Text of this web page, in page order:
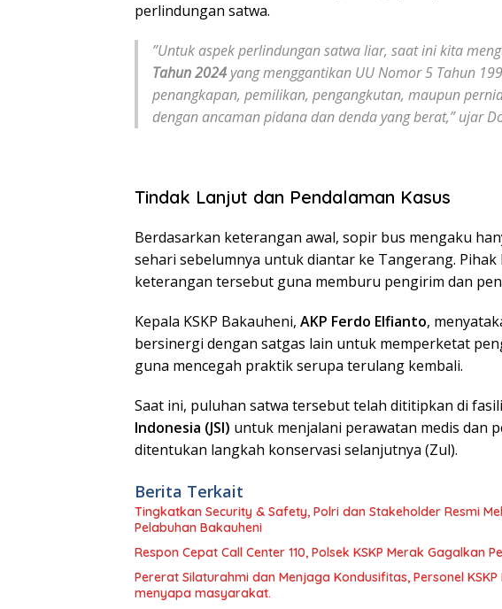
perlindungan satwa.
​”Untuk aspek perlindungan satwa liar, saat ini kita
Tahun 2024 yang menggantikan UU Nomor 5 Tahun
penangkapan, pemilikan, pengangkutan, maupun
dengan ancaman pidana dan denda yang berat,” ujar
Tindak Lanjut dan Pendalaman Kasus
​Berdasarkan keterangan awal, sopir bus mengaku
sehari sebelumnya untuk diantar ke Tangerang.
keterangan tersebut guna memburu pengirim dan
​Kepala KSKP Bakauheni, AKP Ferdo Elfianto,
bersinergi dengan satgas lain untuk memperketat
guna mencegah praktik serupa terulang kembali.
​Saat ini, puluhan satwa tersebut telah dititipkan di
Indonesia (JSI) untuk menjalani perawatan medis dan
ditentukan langkah konservasi selanjutnya (Zul).
Berita Terkait
Tingkatkan Security & Safety, Polri dan Stakeholder Resmi
Pelabuhan Bakauheni
Respon Cepat Call Center 110, Polsek KSKP Merak Gagalkan
Pererat Silaturahmi dan Menjaga Kondusifitas, Personel
menyapa masyarakat.